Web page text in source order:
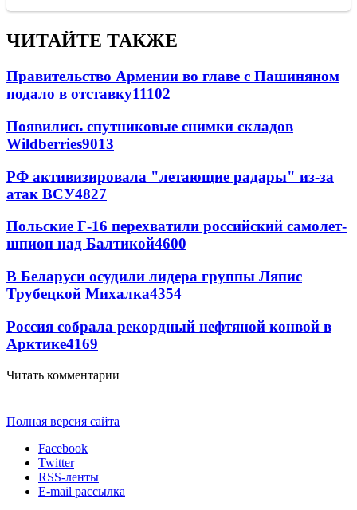
ЧИТАЙТЕ ТАКЖЕ
Правительство Армении во главе с Пашиняном
подало в отставку11102
Появились спутниковые снимки складов
Wildberries9013
РФ активизировала "летающие радары" из-за
атак ВСУ4827
Польские F-16 перехватили российский самолет-
шпион над Балтикой4600
В Беларуси осудили лидера группы Ляпис
Трубецкой Михалка4354
Россия собрала рекордный нефтяной конвой в
Арктике4169
Читать комментарии
Полная версия сайта
Facebook
Twitter
RSS-ленты
E-mail рассылка